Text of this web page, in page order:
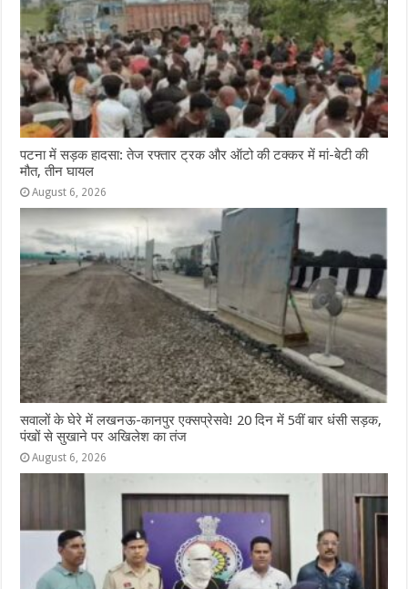
पटना में सड़क हादसा: तेज रफ्तार ट्रक और ऑटो की टक्कर में मां-बेटी की
मौत, तीन घायल
August 6, 2026
सवालों के घेरे में लखनऊ-कानपुर एक्सप्रेसवे! 20 दिन में 5वीं बार धंसी सड़क,
पंखों से सुखाने पर अखिलेश का तंज
August 6, 2026